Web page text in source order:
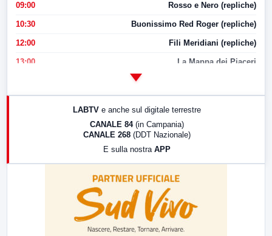
09:00 Rosso e Nero (repliche)
10:30 Buonissimo Red Roger (repliche)
12:00 Fili Meridiani (repliche)
13:00 La Mappa dei Piaceri
LABTV e anche sul digitale terrestre
CANALE 84 (in Campania)
CANALE 268 (DDT Nazionale)
E sulla nostra APP